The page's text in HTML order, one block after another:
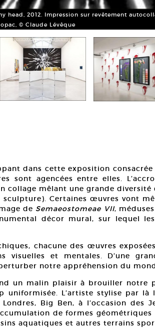
head, 2012. Impression sur revêtement
© Claude Lévêque
dans cette exposition
sont agencées entre elles.
collage mêlant une grande diversité
Certaines œuvres vont
de Semaeostomeae VII,
décor mural, sur lequel
chacune des œuvres
visuelles et mentales. D’une
notre appréhension du
un malin plaisir à brouiller notre
uniformisée. L’artiste stylise par
Big Ben, à l’occasion des
de formes géométriques
aquatiques et autres terrains